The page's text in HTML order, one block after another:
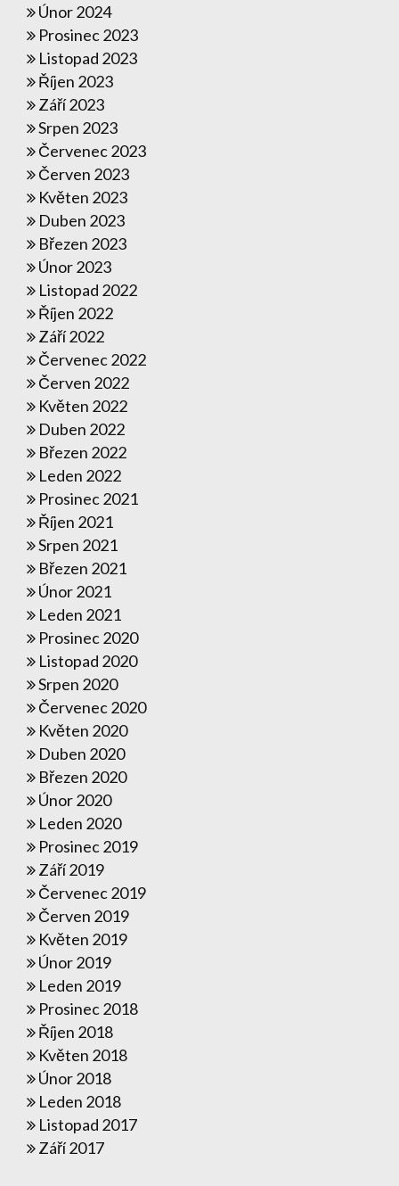
Únor 2024
Prosinec 2023
Listopad 2023
Říjen 2023
Září 2023
Srpen 2023
Červenec 2023
Červen 2023
Květen 2023
Duben 2023
Březen 2023
Únor 2023
Listopad 2022
Říjen 2022
Září 2022
Červenec 2022
Červen 2022
Květen 2022
Duben 2022
Březen 2022
Leden 2022
Prosinec 2021
Říjen 2021
Srpen 2021
Březen 2021
Únor 2021
Leden 2021
Prosinec 2020
Listopad 2020
Srpen 2020
Červenec 2020
Květen 2020
Duben 2020
Březen 2020
Únor 2020
Leden 2020
Prosinec 2019
Září 2019
Červenec 2019
Červen 2019
Květen 2019
Únor 2019
Leden 2019
Prosinec 2018
Říjen 2018
Květen 2018
Únor 2018
Leden 2018
Listopad 2017
Září 2017